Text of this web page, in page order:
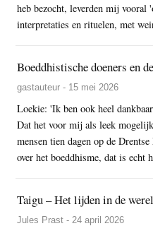
heb bezocht, leverden mij vooral
interpretaties en rituelen, met
Boeddhistische doeners en
gastauteur - 15 mei 2026
Loekie: 'Ik ben ook heel
Dat het voor mij als leek
mensen tien dagen op de
over het boeddhisme, dat is echt
Taigu – Het lijden in de
Jules Prast - 24 april 2026